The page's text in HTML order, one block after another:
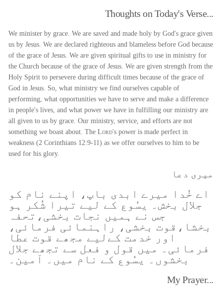
Thoughts on Today's Verse...
We minister by grace. We are saved and made holy by God's grace given
us by Jesus. We are declared righteous and blameless before God because
of the grace of Jesus. We are given spiritual gifts to use in ministry for
the Church because of the grace of Jesus. We are given strength from the
Holy Spirit to persevere during difficult times because of the grace of
God in Jesus. So, what ministry we find ourselves capable of
performing, what opportunities we have to serve and make a difference
in people's lives, and what power we have in fulfilling our ministry are
all given to us by grace. Our ministry, service, and efforts are not
something we boast about. TheLord's power is made perfect in
weakness (2 Corinthians 12:9-11) as we offer ourselves to him to be
used for his glory.
میری دعا
اے خُدا میرے ابدی باپ، اپنے نام کو
جلال بخش۔ یسُوع کے لیے تیرا شُکر ہو
جس نے ہمیں نجات بخشی،تحفہ
بخشا،قوت بخشی، راہنمائی فرمائی،
اور خدمت کےلیے مجھے قوت عطا
فرمائی۔ میں قول و فعل سے تجھے جلال
بخشوں۔ یسُوع کے نام میں۔ آمین۔
My Prayer...